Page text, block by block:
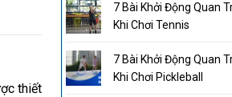
7 Bài Khởi Động Quan
Khi Chơi Tennis
7 Bài Khởi Động Quan
Khi Chơi Pickleball
thiết